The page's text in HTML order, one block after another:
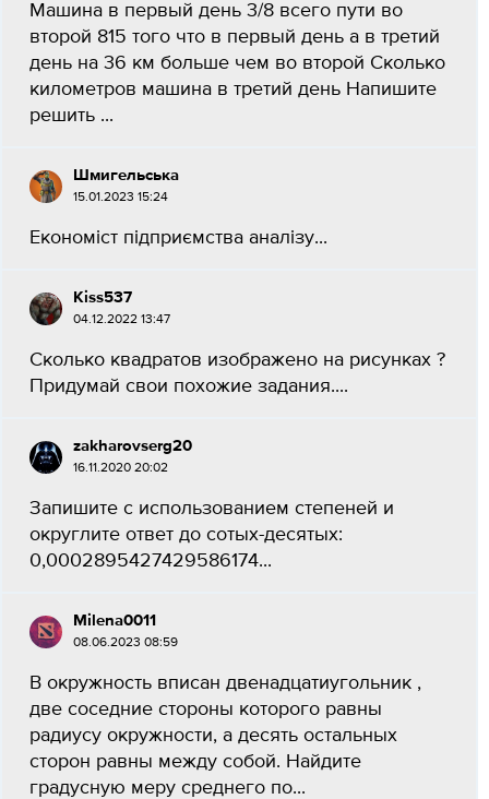
Машина в первый день 3/8 всего пути во
второй 815 того что в первый день а в третий
день на 36 км больше чем во второй Сколько
километров машина в третий день Напишите
решить ​...
Шмигельська
15.01.2023 15:24
Економіст підприємства аналізу​...
Kiss537
04.12.2022 13:47
Сколько квадратов изображено на рисунках ?
Придумай свои похожие задания.​...
zakharovserg20
16.11.2020 20:02
Запишите с использованием степеней и
округлите ответ до сотых-десятых:
0,0002895427429586174...
Milena0011
08.06.2023 08:59
В окружность вписан двенадцатиугольник ,
две соседние стороны которого равны
радиусу окружности, а десять остальных
сторон равны между собой. Найдите
градусную меру среднего по...